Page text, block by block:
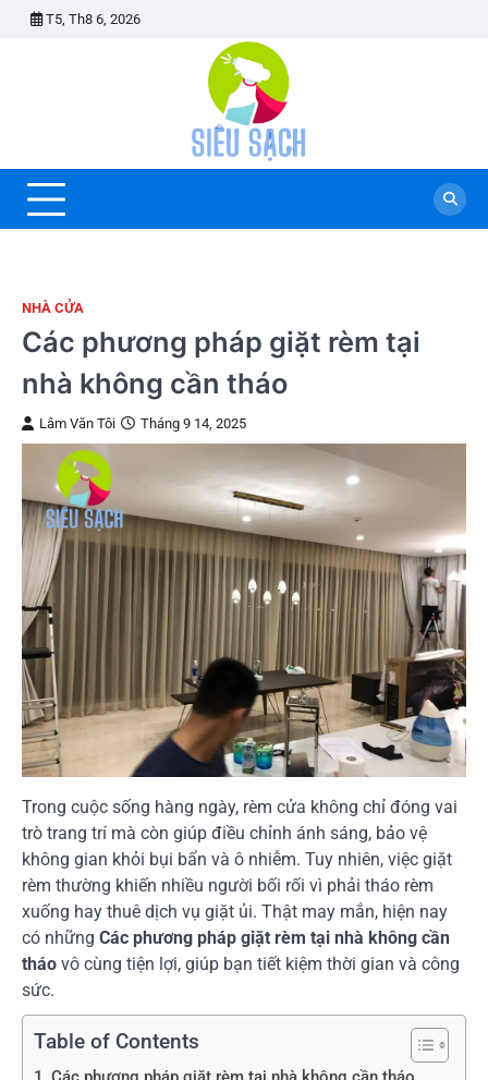
Skip
T5, Th8 6, 2026
NHÀ CỬA
Các phương pháp giặt rèm tại
nhà không cần tháo
Lâm Văn Tôi Tháng 9 14, 2025
Trong cuộc sống hàng ngày, rèm cửa không chỉ đóng vai
trò trang trí mà còn giúp điều chỉnh ánh sáng, bảo vệ
không gian khỏi bụi bẩn và ô nhiễm. Tuy nhiên, việc giặt
rèm thường khiến nhiều người bối rối vì phải tháo rèm
xuống hay thuê dịch vụ giặt ủi. Thật may mắn, hiện nay
có những Các phương pháp giặt rèm tại nhà không cần
tháo vô cùng tiện lợi, giúp bạn tiết kiệm thời gian và công
sức.
Table of Contents